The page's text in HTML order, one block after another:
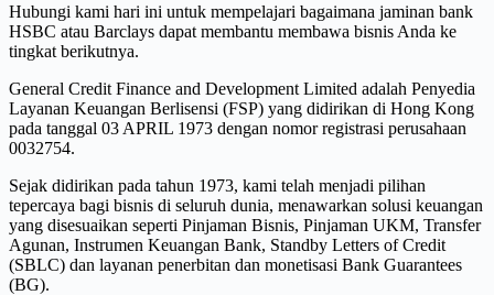
Hubungi kami hari ini untuk mempelajari bagaimana jaminan bank
HSBC atau Barclays dapat membantu membawa bisnis Anda ke
tingkat berikutnya.
General Credit Finance and Development Limited adalah Penyedia
Layanan Keuangan Berlisensi (FSP) yang didirikan di Hong Kong
pada tanggal 03 APRIL 1973 dengan nomor registrasi perusahaan
0032754.
Sejak didirikan pada tahun 1973, kami telah menjadi pilihan
tepercaya bagi bisnis di seluruh dunia, menawarkan solusi keuangan
yang disesuaikan seperti Pinjaman Bisnis, Pinjaman UKM, Transfer
Agunan, Instrumen Keuangan Bank, Standby Letters of Credit
(SBLC) dan layanan penerbitan dan monetisasi Bank Guarantees
(BG).